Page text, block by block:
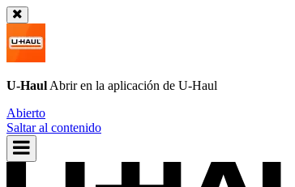
U-Haul Abrir en la aplicación de U-Haul
Abierto
Saltar al contenido